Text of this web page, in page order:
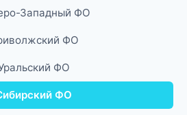
Западный ФО
ФО
ФО
ФО